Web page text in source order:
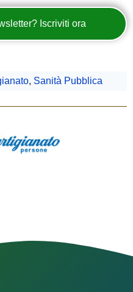
Iscriviti ora
, Sanità Pubblica